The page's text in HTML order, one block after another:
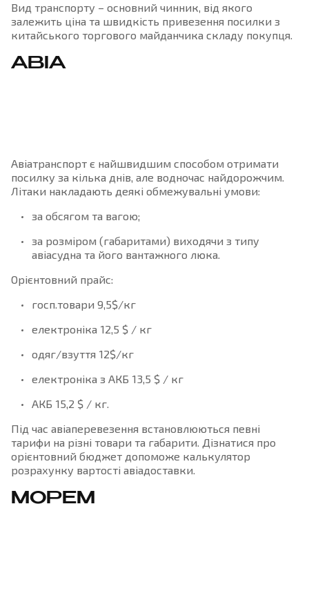
Вид транспорту – основний чинник, від якого
залежить ціна та швидкість привезення посилки з
китайського торгового майданчика складу покупця.
АВІА
Авіатранспорт є найшвидшим способом отримати
посилку за кілька днів, але водночас найдорожчим.
Літаки накладають деякі обмежувальні умови:
за обсягом та вагою;
за розміром (габаритами) виходячи з типу
авіасудна та його вантажного люка.
Орієнтовний прайс:
госп.товари 9,5$/кг
електроніка 12,5 $ / кг
одяг/взуття 12$/кг
електроніка з АКБ 13,5 $ / кг
АКБ 15,2 $ / кг.
Під час авіаперевезення встановлюються певні
тарифи на різні товари та габарити. Дізнатися про
орієнтовний бюджет допоможе калькулятор
розрахунку вартості авіадоставки.
МОРЕМ